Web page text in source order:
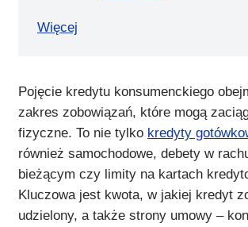
Więcej
Pojęcie kredytu konsumenckiego
zakres zobowiązań, które mogą
fizyczne. To nie tylko kredyty
również samochodowe, debety w
bieżącym czy limity na kartach
Kluczowa jest kwota, w jakiej kredyt
udzielony, a także strony umowy –